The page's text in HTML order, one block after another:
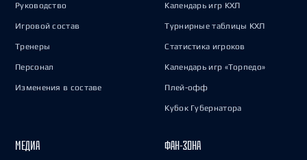
Руководство
Игровой состав
Тренеры
Персонал
Изменения в составе
Календарь игр КХЛ
Турнирные таблицы КХЛ
Статистика игроков
Календарь игр «Торпедо»
Плей-офф
Кубок Губернатора
МЕДИА ФАН-ЗОНА